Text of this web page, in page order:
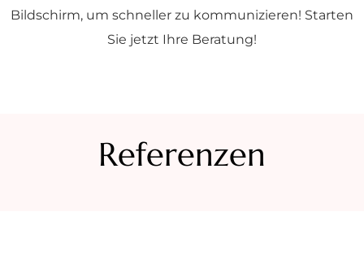
Bildschirm, um schneller zu kommunizieren! Starten
Sie jetzt Ihre Beratung!
Referenzen